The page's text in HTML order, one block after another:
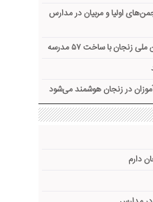
اولیا و مربیان در مدارس
با ساخت ۵۷ مدرسه
در زنجان هوشمند می‌شود
دارم